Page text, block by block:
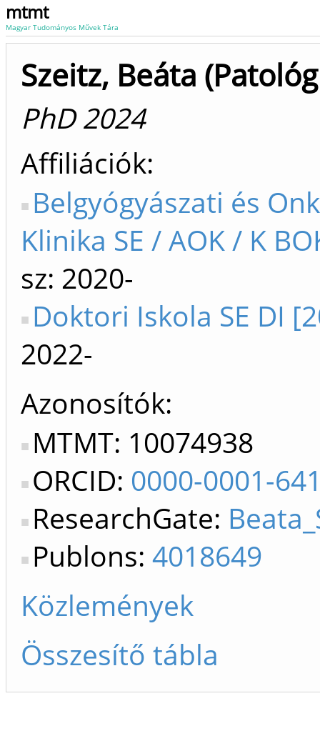
mtmt
Magyar Tudományos Művek Tára
Szeitz, Beáta
PhD 2024
Affiliációk
Belgyógyászati és
Klinika SE / AOK / K
sz: 2020-
Doktori Iskola SE DI
2022-
Azonosítók
MTMT: 10074938
ORCID: 0000-0001-
ResearchGate:
Publons: 4018649
Közlemények
Összesítő tábla